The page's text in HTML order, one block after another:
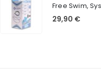
Free Swim,
29,90 €